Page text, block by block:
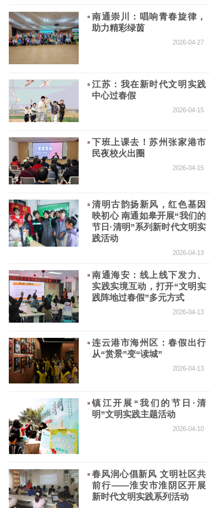
先进典型
社会宣传
思想政治教育
用
扫黄打非
机关党建
党建要闻 学习在线
紫金人才 职称评审
数据资源
新时代公民素养
提升资源库
新闻出版
政务服务
作品著作权
科研创新
服务管理平台
文艺创作
文化产业
统计分析
数字出版
审读服务
新闻发布工作备
案管理系统
电影
服务
政工继续教育学
责任编辑注册
南通崇川：唱响青春旋律，
助力精彩绿茵
2026-04-27
江苏：我在新时代文明实践
中心过春假
2026-04-15
下班上课去！苏州张家港市
民夜校火出圈
2026-04-15
清明古韵扬新风，红色基因
映初心 南通如皋开展“我们的
节日·清明”系列新时代文明实
践活动
2026-04-13
南通海安：线上线下发力、
实践实境互动，打开“文明实
践阵地过春假”多元方式
2026-04-13
连云港市海州区：春假出行
从“赏景”变“读城”
2026-04-13
镇江开展“我们的节日·清
明”文明实践主题活动
2026-04-10
春风润心倡新风 文明社区共
前行——淮安市淮阴区开展
新时代文明实践系列活动